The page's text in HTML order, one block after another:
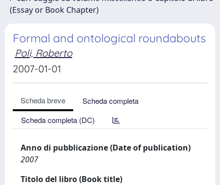
(Essay or Book Chapter)
Formal and ontological roundabouts
Poli, Roberto
2007-01-01
Scheda breve
Scheda completa
Scheda completa (DC)
Anno di pubblicazione (Date of publication)
2007
Titolo del libro (Book title)